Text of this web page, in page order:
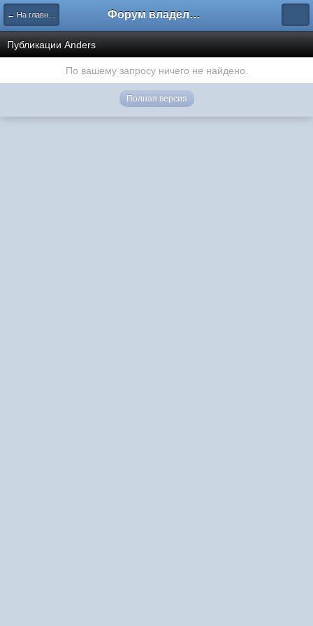
← На главную Форум владельцев интернет-магазинов
Публикации Anders
По вашему запросу ничего не найдено.
Полная версия